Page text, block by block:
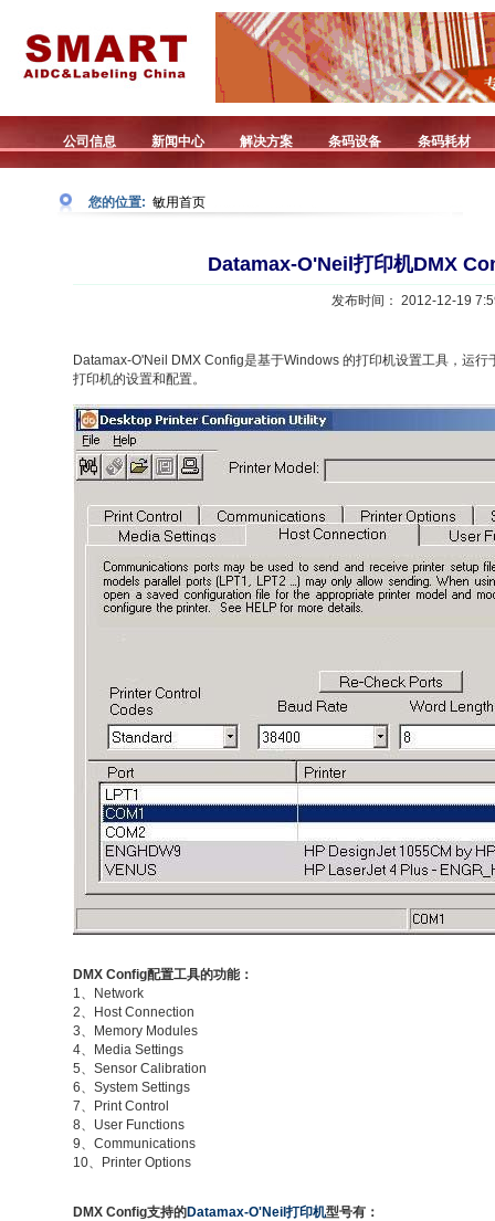
公司信息 新闻中心 解决方案 条码设备 条码耗材
您的位置: 敏用首页
Datamax-O'Neil打印机DMX
发布时间： 2012-12-19
Datamax-O'Neil DMX Config是基于Windows 的打印机设置工具，运
打印机的设置和配置。
DMX Config配置工具的功能：
1、Network
2、Host Connection
3、Memory Modules
4、Media Settings
5、Sensor Calibration
6、System Settings
7、Print Control
8、User Functions
9、Communications
10、Printer Options
DMX Config支持的Datamax-O'Neil打印机型号有：